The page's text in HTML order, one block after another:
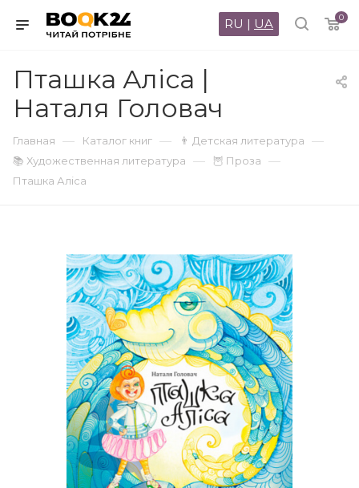
0
RU | UA
Пташка Аліса |
Наталя Головач
Главная — Каталог книг — 👨 Детская литература —
📚 Художественная литература — 🦉 Проза —
Пташка Аліса